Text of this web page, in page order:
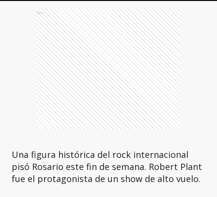
Ads
Una figura histórica del rock internacional
pisó Rosario este fin de semana. Robert Plant
fue el protagonista de un show de alto vuelo.